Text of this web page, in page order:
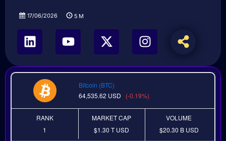
17/06/2026 5 M
Bitcoin (BTC)
64,535.62 USD (-0.19%)
RANK
1
MARKET CAP
$1.30 TUSD
VOLUME
$20.30 B USD